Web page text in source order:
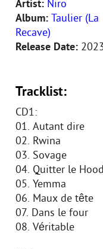
Artist: Niro
Album: Taulier (La
Recave)
Release Date:
Tracklist:
CD1:
01. Autant dire
02. Rwina
03. Sovage
04. Quitter le Hood
05. Yemma
06. Maux de tête
07. Dans le four
08. Véritable